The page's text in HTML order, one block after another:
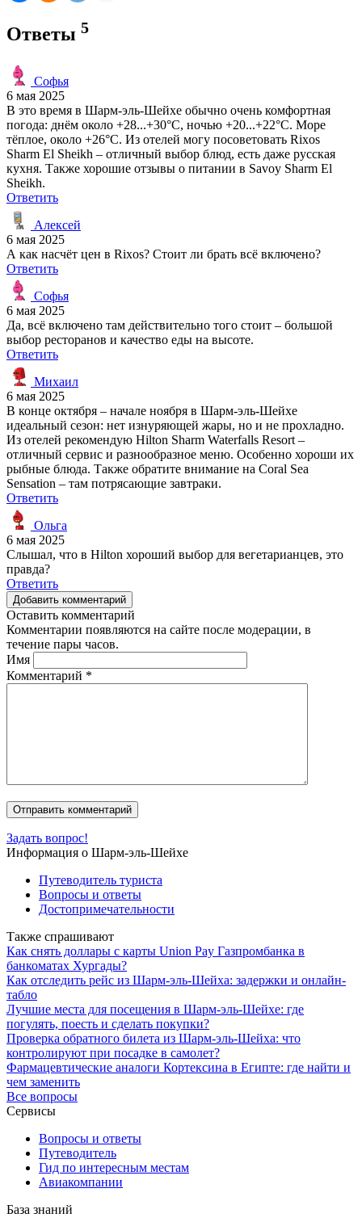
Ответы 5
Софья
6 мая 2025
В это время в Шарм-эль-Шейхе обычно очень комфортная
погода: днём около +28...+30°C, ночью +20...+22°C. Море
тёплое, около +26°C. Из отелей могу посоветовать Rixos
Sharm El Sheikh – отличный выбор блюд, есть даже русская
кухня. Также хорошие отзывы о питании в Savoy Sharm El
Sheikh.
Ответить
Алексей
6 мая 2025
А как насчёт цен в Rixos? Стоит ли брать всё включено?
Ответить
Софья
6 мая 2025
Да, всё включено там действительно того стоит – большой
выбор ресторанов и качество еды на высоте.
Ответить
Михаил
6 мая 2025
В конце октября – начале ноября в Шарм-эль-Шейхе
идеальный сезон: нет изнуряющей жары, но и не прохладно.
Из отелей рекомендую Hilton Sharm Waterfalls Resort –
отличный сервис и разнообразное меню. Особенно хороши их
рыбные блюда. Также обратите внимание на Coral Sea
Sensation – там потрясающие завтраки.
Ответить
Ольга
6 мая 2025
Слышал, что в Hilton хороший выбор для вегетарианцев, это
правда?
Ответить
Добавить комментарий
Оставить комментарий
Комментарии появляются на сайте после модерации, в
течение пары часов.
Имя
Комментарий *
Задать вопрос!
Информация о Шарм-эль-Шейхе
Путеводитель туриста
Вопросы и ответы
Достопримечательности
Также спрашивают
Как снять доллары с карты Union Pay Газпромбанка в
банкоматах Хургады?
Как отследить рейс из Шарм-эль-Шейха: задержки и онлайн-
табло
Лучшие места для посещения в Шарм-эль-Шейхе: где
погулять, поесть и сделать покупки?
Проверка обратного билета из Шарм-эль-Шейха: что
контролируют при посадке в самолет?
Фармацевтические аналоги Кортексина в Египте: где найти и
чем заменить
Все вопросы
Сервисы
Вопросы и ответы
Путеводитель
Гид по интересным местам
Авиакомпании
База знаний